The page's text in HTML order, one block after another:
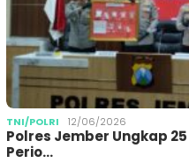
TNI/POLRI 12/06/2026
Polres Jember Ungkap
Perio…